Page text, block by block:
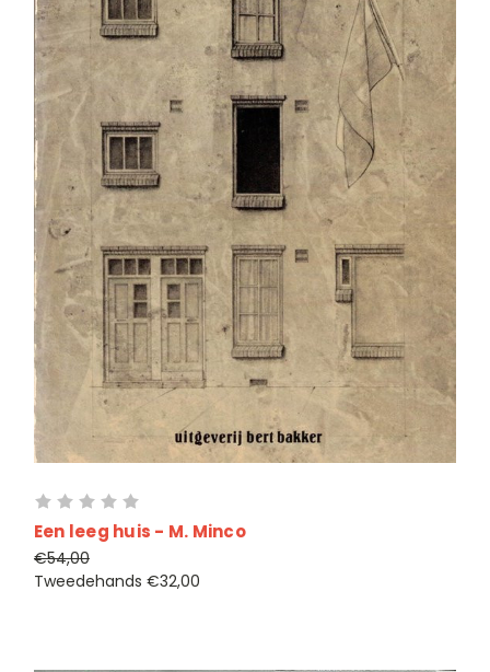
Een leeg huis - M. Minco
€54,00
Tweedehands €32,00